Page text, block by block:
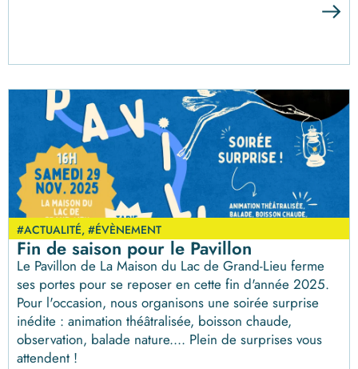
#ACTUALITÉ, #ÉVÈNEMENT
Fin de saison pour le Pavillon
Le Pavillon de La Maison du Lac de Grand-Lieu ferme
ses portes pour se reposer en cette fin d'année 2025.
Pour l'occasion, nous organisons une soirée surprise
inédite : animation théâtralisée, boisson chaude,
observation, balade nature.... Plein de surprises vous
attendent !